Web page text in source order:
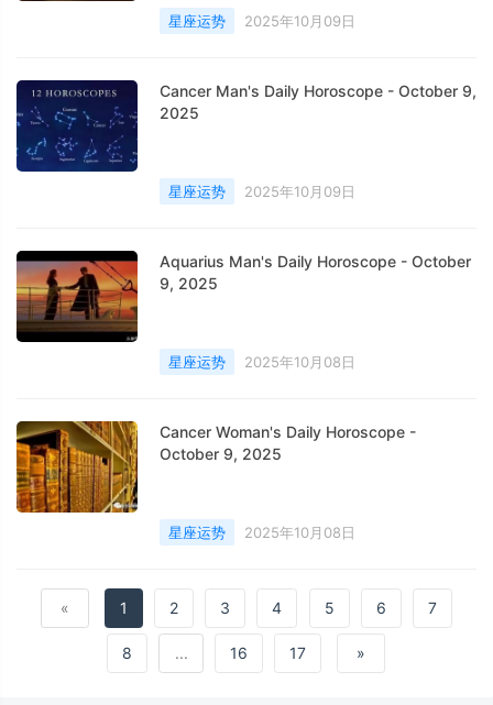
星座运势 2025年10月09日
Cancer Man's Daily Horoscope - October 9,
2025
星座运势 2025年10月09日
Aquarius Man's Daily Horoscope - October
9, 2025
星座运势 2025年10月08日
Cancer Woman's Daily Horoscope -
October 9, 2025
星座运势 2025年10月08日
« 1 2 3 4 5 6 7
8 ... 16 17 »